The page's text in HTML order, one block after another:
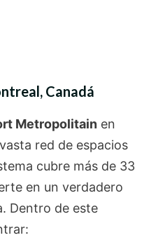
Canadá
Metropolitain en
red de espacios
cubre más de 33
en un verdadero
Dentro de este